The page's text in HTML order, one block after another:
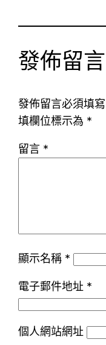
發佈留言
發佈留言必須填
填欄位標示為 *
留言 *
顯示名稱 *
電子郵件地址 *
個人網站網址